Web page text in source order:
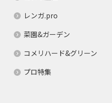
レンガ.pro
菜園&ガーデン
コメリハード&グリーン
プロ特集